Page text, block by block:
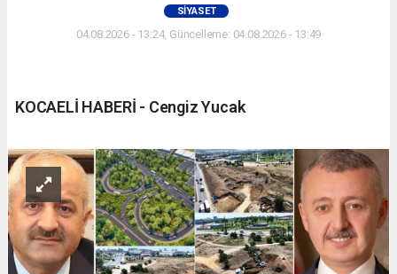
SIYASET
04.08.2026 - 13:24, Güncelleme: 04.08.2026 - 13:49
KOCAELİ HABERİ - Cengiz Yucak